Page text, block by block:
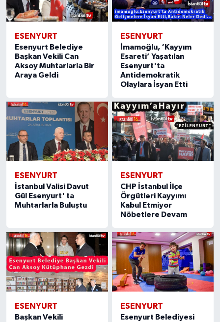
ESENYURT
Esenyurt Belediye
Başkan Vekili Can
Aksoy Muhtarlarla Bir
Araya Geldi
ESENYURT
İmamoğlu, ‘Kayyım
Esareti’ Yaşatılan
Esenyurt'ta
Antidemokratik
Olaylara İsyan Etti
ESENYURT
İstanbul Valisi Davut
Gül Esenyurt' ta
Muhtarlarla Buluştu
ESENYURT
CHP İstanbul İlçe
Örgütleri Kayyımı
Kabul Etmiyor
Nöbetlere Devam
ESENYURT
Başkan Vekili
ESENYURT
Esenyurt Belediyesi